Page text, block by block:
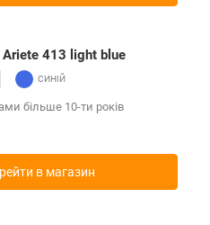
413 light blue
більше 10-ти років
в магазин